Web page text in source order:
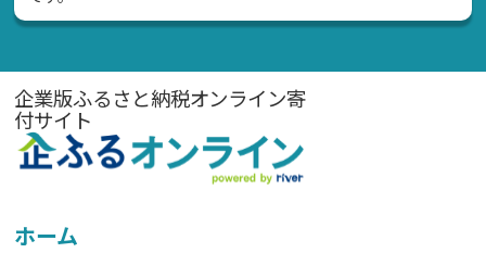
企業版ふるさと納税オンライン寄
付サイト
ホーム